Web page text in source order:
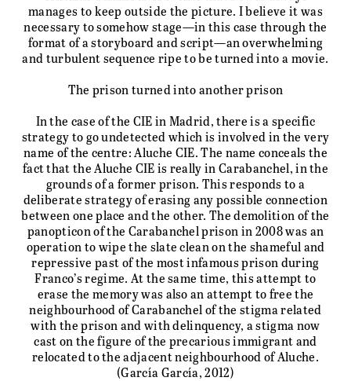
manages to keep outside the picture. I believe it was
necessary to somehow stage—in this case through the
format of a storyboard and script—an overwhelming
and turbulent sequence ripe to be turned into a movie.
The prison turned into another prison
In the case of the CIE in Madrid, there is a specific
strategy to go undetected which is involved in the very
name of the centre: Aluche CIE. The name conceals the
fact that the Aluche CIE is really in Carabanchel, in the
grounds of a former prison. This responds to a
deliberate strategy of erasing any possible connection
between one place and the other. The demolition of the
panopticon of the Carabanchel prison in 2008 was an
operation to wipe the slate clean on the shameful and
repressive past of the most infamous prison during
Franco’s regime. At the same time, this attempt to
erase the memory was also an attempt to free the
neighbourhood of Carabanchel of the stigma related
with the prison and with delinquency, a stigma now
cast on the figure of the precarious immigrant and
relocated to the adjacent neighbourhood of Aluche.
(García García, 2012)